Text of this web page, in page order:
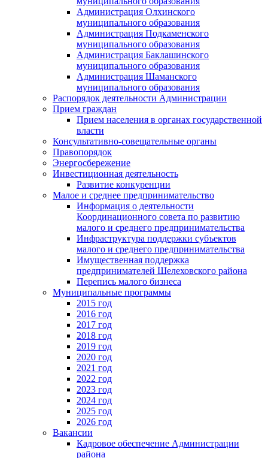
Администрация Олхинского
муниципального образования
Администрация Подкаменского
муниципального образования
Администрация Баклашинского
муниципального образования
Администрация Шаманского
муниципального образования
Распорядок деятельности Администрации
Прием граждан
Прием населения в органах государственной
власти
Консультативно-совещательные органы
Правопорядок
Энергосбережение
Инвестиционная деятельность
Развитие конкуренции
Малое и среднее предпринимательство
Информация о деятельности
Координационного совета по развитию
малого и среднего предпринимательства
Инфраструктура поддержки субъектов
малого и среднего предпринимательства
Имущественная поддержка
предпринимателей Шелеховского района
Перепись малого бизнеса
Муниципальные программы
2015 год
2016 год
2017 год
2018 год
2019 год
2020 год
2021 год
2022 год
2023 год
2024 год
2025 год
2026 год
Вакансии
Кадровое обеспечение Администрации
района